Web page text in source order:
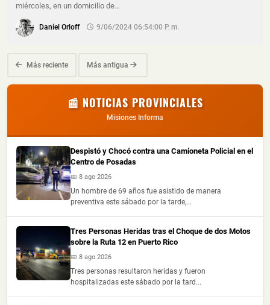
miércoles, en un domicilio de…
Daniel Orloff 9/06/2024 06:54:00 P. M.
Más reciente Más antigua
📰 NOTICIAS PROVINCIALES
Misiones Informa
Despistó y Chocó contra una Camioneta Policial en el
Centro de Posadas
📅 8 ago 2026
Un hombre de 69 años fue asistido de manera
preventiva este sábado por la tarde,...
Tres Personas Heridas tras el Choque de dos Motos
sobre la Ruta 12 en Puerto Rico
📅 8 ago 2026
Tres personas resultaron heridas y fueron
hospitalizadas este sábado por la tard...